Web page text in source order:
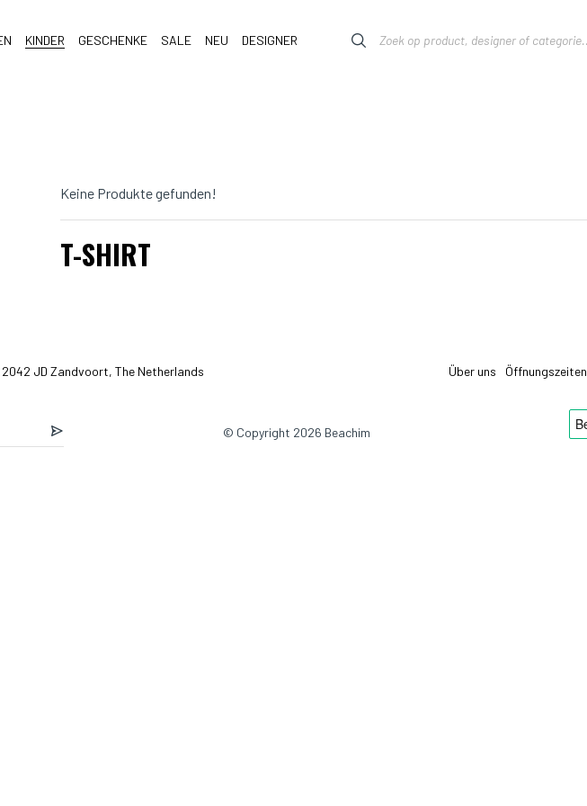
KINDER GESCHENKE SALE NEU DESIGNER
Keine Produkte gefunden!
T-SHIRT
JD Zandvoort, The Netherlands Über uns Öffnungszeiten
© Copyright 2026 Beachim